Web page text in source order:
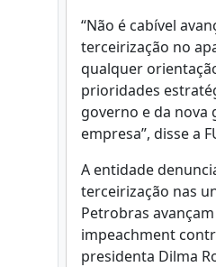
“Não é cabível
terceirização no
qualquer
prioridades
governo e da nova
empresa”, disse a
A entidade
terceirização nas
Petrobras
impeachment
presidenta Dilma